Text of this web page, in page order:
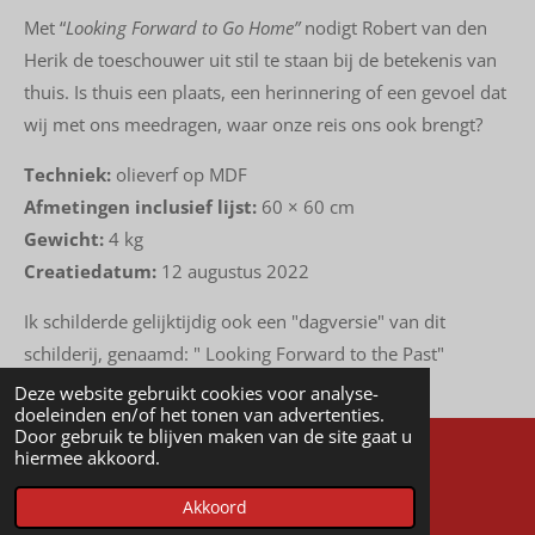
Deze website gebruikt cookies voor analyse-
doeleinden en/of het tonen van advertenties.
Door gebruik te blijven maken van de site gaat u
hiermee akkoord.
Akkoord
Met “Looking Forward to Go Home”nodigt Robert van den
Herik de toeschouwer uit stil te staan bij de betekenis van
thuis. Is thuis een plaats, een herinnering of een gevoel dat
wij met ons meedragen, waar onze reis ons ook brengt?
Techniek: olieverf op MDF
Afmetingen inclusief lijst: 60 × 60 cm
Gewicht: 4 kg
Creatiedatum: 12 augustus 2022
Ik schilderde gelijktijdig ook een "dagversie" van dit
schilderij, genaamd: " Looking Forward to the Past"
© 2023 - 2026 Robert van den Herik